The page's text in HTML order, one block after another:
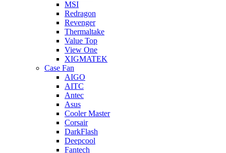
MSI
Redragon
Revenger
Thermaltake
Value Top
View One
XIGMATEK
Case Fan
AIGO
AITC
Antec
Asus
Cooler Master
Corsair
DarkFlash
Deepcool
Fantech